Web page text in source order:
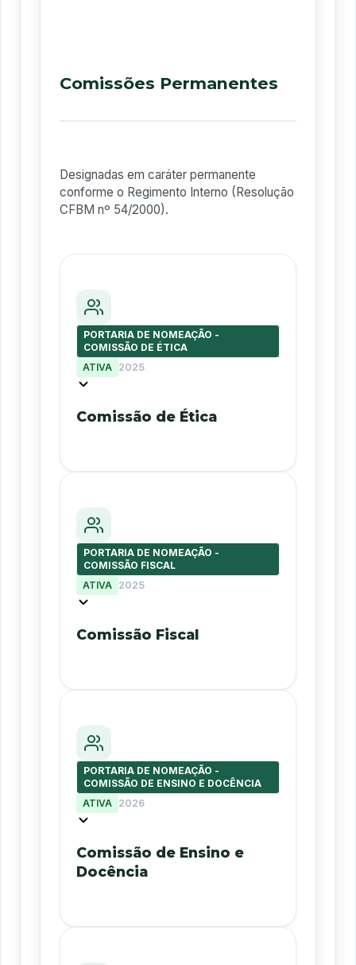
Comissões Permanentes
Designadas em caráter permanente
conforme o Regimento Interno (Resolução
CFBM nº 54/2000).
PORTARIA DE NOMEAÇÃO -
COMISSÃO DE ÉTICA
ATIVA 2025
Comissão de Ética
PORTARIA DE NOMEAÇÃO -
COMISSÃO FISCAL
ATIVA 2025
Comissão Fiscal
PORTARIA DE NOMEAÇÃO -
COMISSÃO DE ENSINO E DOCÊNCIA
ATIVA 2026
Comissão de Ensino e
Docência